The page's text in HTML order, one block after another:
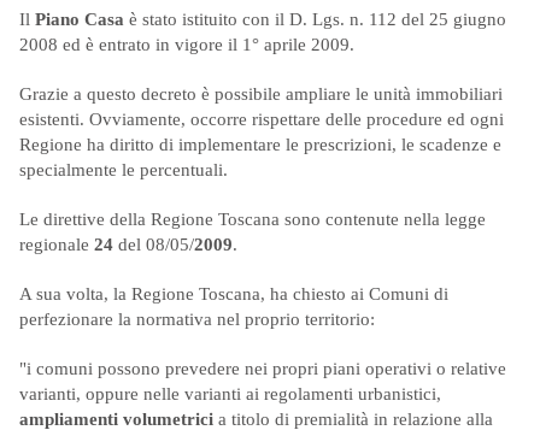
Il Piano Casa è stato istituito con il D. Lgs. n. 112 del 25 giugno
2008 ed è entrato in vigore il 1° aprile 2009.
Grazie a questo decreto è possibile ampliare le unità immobiliari
esistenti. Ovviamente, occorre rispettare delle procedure ed ogni
Regione ha diritto di implementare le prescrizioni, le scadenze e
specialmente le percentuali.
Le direttive della Regione Toscana sono contenute nella legge
regionale 24 del 08/05/2009.
A sua volta, la Regione Toscana, ha chiesto ai Comuni di
perfezionare la normativa nel proprio territorio:
"i comuni possono prevedere nei propri piani operativi o relative
varianti, oppure nelle varianti ai regolamenti urbanistici,
ampliamenti volumetrici a titolo di premialità in relazione alla